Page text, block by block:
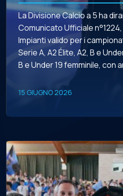
La Divisione Calcio a 5 ha
Comunicato Ufficiale
Impianti valido per i
Serie A, A2 Élite, A2, B e
B e Under 19 femminile, con
(maschile, femminile e
Divisione, in vigore […]
15 GIUGNO 2026